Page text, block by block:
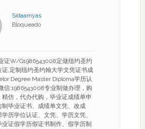
Sidaamyas
Bloqueado
证W/Q1986543008定做纽约圣约
证,定制纽约圣约翰大学文凭证书成
Degree Master Diploma学历认
信:1986543008专业制做办理，购
精仿，代办代购，毕业证成绩单申
制毕业证书、成绩单文凭、改成
历学位认证、文凭、学历文凭、
证假学历假证书制作、假学历制